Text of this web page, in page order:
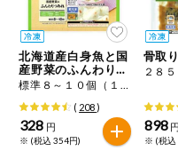
目的から探す
生協独自
自動注文システム登録
調味料・だ
し・油・ルー
おやつ
飲料
落花生 えび
特定原材料に準ずるもの
アーモンド あ
北海道産白身魚と国
産野菜のふんわりつ
みれ
標準８～１０個（１４０ｇ）
( 208)
328 円
※ (税込 354円)
骨取
２８
898 円
※ (税込